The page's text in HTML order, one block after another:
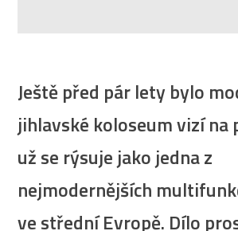
Ještě před pár lety bylo
jihlavské koloseum vizí na
už se rýsuje jako jedna z
nejmodernějších
ve střední Evropě. Dílo